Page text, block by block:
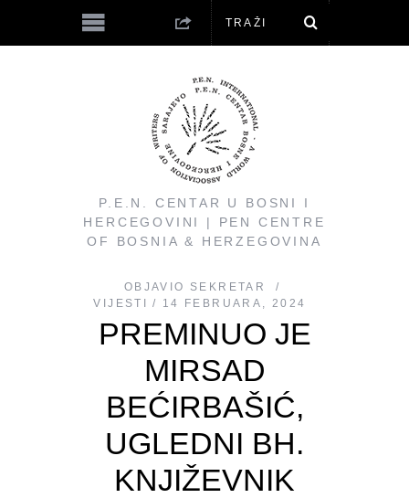
P.E.N. CENTAR U BOSNI I
HERCEGOVINI | PEN CENTRE
OF BOSNIA & HERZEGOVINA
OBJAVIO
SEKRETAR
VIJESTI
14 FEBRUARA, 2024
PREMINUO JE
MIRSAD
BEĆIRBAŠIĆ,
UGLEDNI BH.
KNJIŽEVNIK